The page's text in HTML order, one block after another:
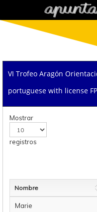
VI Trofeo Aragón
portuguese with license
Mostrar
registros
Nombre
Marie